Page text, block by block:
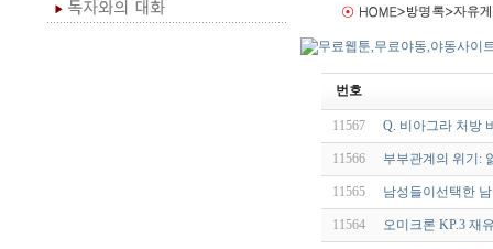
번호
11567 Q. 비아그라 처방
11566 부부관계의 위기:
11565 남성들이선택한
11564 오미크론 KP.3 재